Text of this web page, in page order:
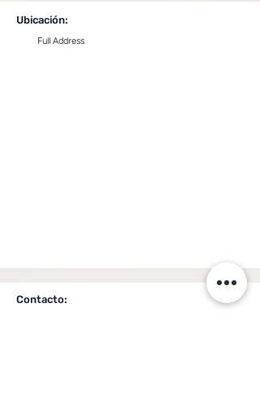
Ubicación:
Full Address
Contacto: